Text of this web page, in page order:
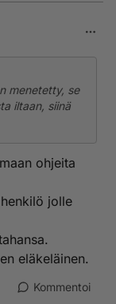
menetetty, se
iltaan, siinä
ohjeita
jolle
eläkeläinen.
Kommentoi